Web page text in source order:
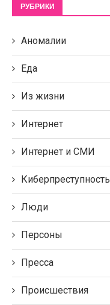
РУБРИКИ
Аномалии
Еда
Из жизни
Интернет
Интернет и СМИ
Киберпреступность
Люди
Персоны
Пресса
Происшествия